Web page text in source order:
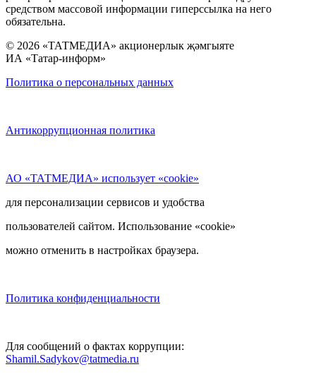
средством массовой информации гиперссылка на него
обязательна.
© 2026 «ТАТМЕДИА» акционерлык җәмгыяте
ИА «Татар-информ»
Политика о персональных данных
Антикоррупционная политика
АО «ТАТМЕДИА» использует «cookie»
для персонализации сервисов и удобства
пользователей сайтом. Использование «cookie»
можно отменить в настройках браузера.
Политика конфиденциальности
Для сообщений о фактах коррупции:
Shamil.Sadykov@tatmedia.ru